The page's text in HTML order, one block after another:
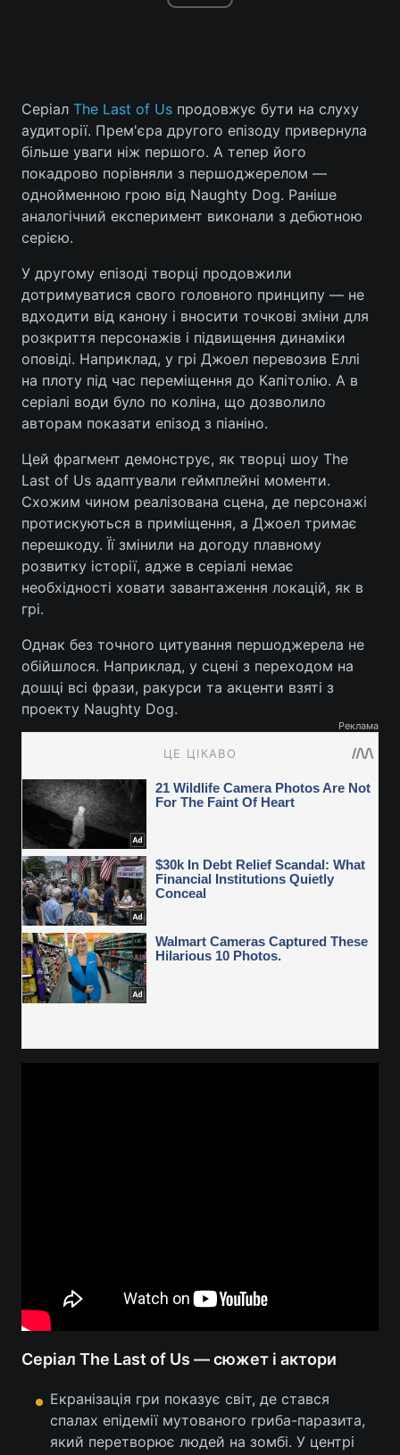
Серіал The Last of Us продовжує бути на слуху
аудиторії. Прем'єра другого епізоду привернула
більше уваги ніж першого. А тепер його
покадрово порівняли з першоджерелом —
однойменною грою від Naughty Dog. Раніше
аналогічний експеримент виконали з дебютною
серією.
У другому епізоді творці продовжили
дотримуватися свого головного принципу — не
вдходити від канону і вносити точкові зміни для
розкриття персонажів і підвищення динаміки
оповіді. Наприклад, у грі Джоел перевозив Еллі
на плоту під час переміщення до Капітолію. А в
серіалі води було по коліна, що дозволило
авторам показати епізод з піаніно.
Цей фрагмент демонструє, як творці шоу The
Last оf Us адаптували геймплейні моменти.
Схожим чином реалізована сцена, де персонажі
протискуються в приміщення, а Джоел тримає
перешкоду. Її змінили на догоду плавному
розвитку історії, адже в серіалі немає
необхідності ховати завантаження локацій, як в
грі.
Однак без точного цитування першоджерела не
обійшлося. Наприклад, у сцені з переходом на
дошці всі фрази, ракурси та акценти взяті з
проекту Naughty Dog.
Реклама
Серіал The Last of Us — сюжет і актори
Екранізація гри показує світ, де стався
спалах епідемії мутованого гриба-паразита,
який перетворює людей на зомбі. У центрі